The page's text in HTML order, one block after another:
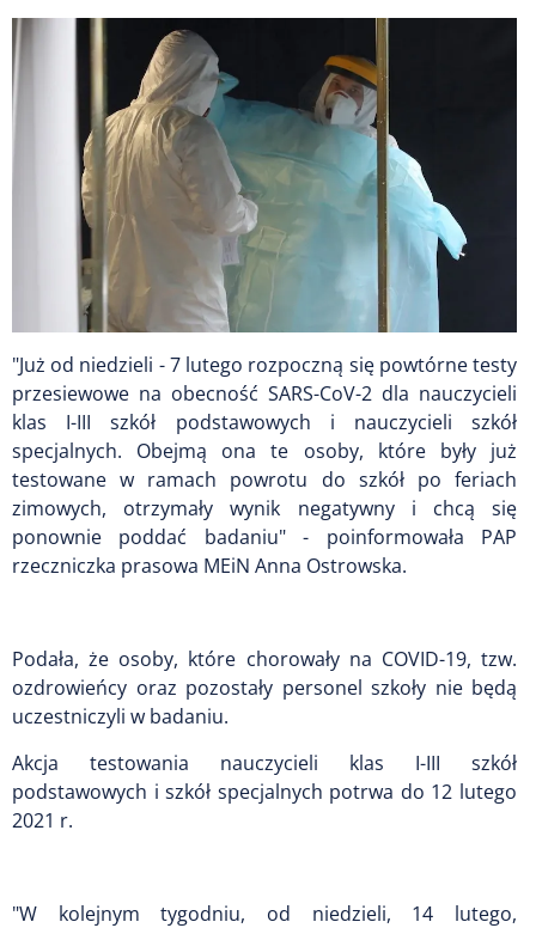
"Już od niedzieli - 7 lutego rozpoczną się powtórne testy
przesiewowe na obecność SARS-CoV-2 dla nauczycieli
klas I-III szkół podstawowych i nauczycieli szkół
specjalnych. Obejmą ona te osoby, które były już
testowane w ramach powrotu do szkół po feriach
zimowych, otrzymały wynik negatywny i chcą się
ponownie poddać badaniu" - poinformowała PAP
rzeczniczka prasowa MEiN Anna Ostrowska.
Podała, że osoby, które chorowały na COVID-19, tzw.
ozdrowieńcy oraz pozostały personel szkoły nie będą
uczestniczyli w badaniu.
Akcja testowania nauczycieli klas I-III szkół
podstawowych i szkół specjalnych potrwa do 12 lutego
2021 r.
"W kolejnym tygodniu, od niedzieli, 14 lutego,